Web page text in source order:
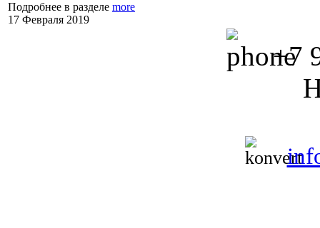
Подробнее в разделе more
17 Февраля 2019
+7